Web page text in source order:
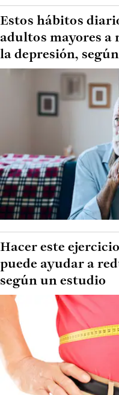
Estos hábitos
adultos mayores
la depresión,
Hacer este
puede ayudar a
según un estudio